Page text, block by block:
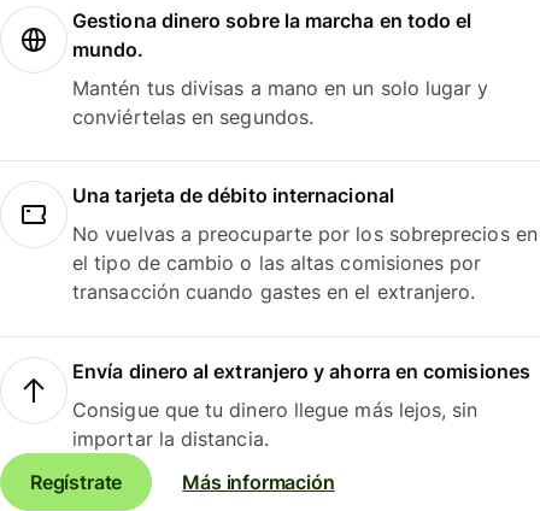
Gestiona dinero sobre la marcha en todo el
mundo.
Mantén tus divisas a mano en un solo lugar y
conviértelas en segundos.
Una tarjeta de débito internacional
No vuelvas a preocuparte por los sobreprecios en
el tipo de cambio o las altas comisiones por
transacción cuando gastes en el extranjero.
Envía dinero al extranjero y ahorra en comisiones
Consigue que tu dinero llegue más lejos, sin
importar la distancia.
Regístrate
Más información